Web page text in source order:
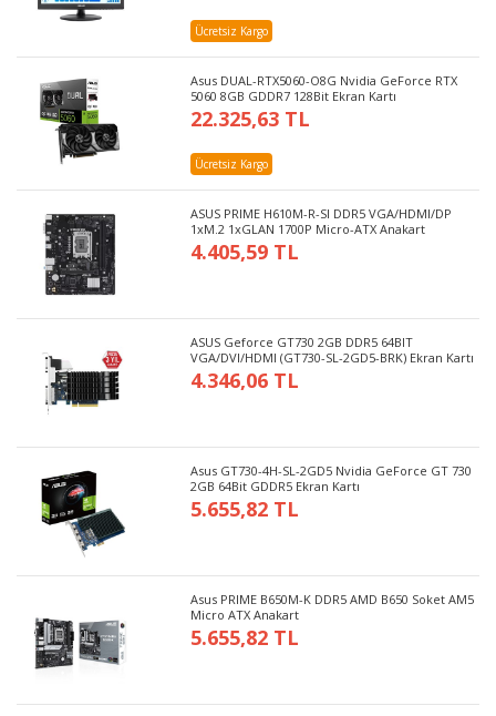
Ücretsiz Kargo
Asus DUAL-RTX5060-O8G Nvidia GeForce RTX
5060 8GB GDDR7 128Bit Ekran Kartı
22.325,63 TL
Ücretsiz Kargo
ASUS PRIME H610M-R-SI DDR5 VGA/HDMI/DP
1xM.2 1xGLAN 1700P Micro-ATX Anakart
4.405,59 TL
ASUS Geforce GT730 2GB DDR5 64BIT
VGA/DVI/HDMI (GT730-SL-2GD5-BRK) Ekran Kartı
4.346,06 TL
Asus GT730-4H-SL-2GD5 Nvidia GeForce GT 730
2GB 64Bit GDDR5 Ekran Kartı
5.655,82 TL
Asus PRIME B650M-K DDR5 AMD B650 Soket AM5
Micro ATX Anakart
5.655,82 TL